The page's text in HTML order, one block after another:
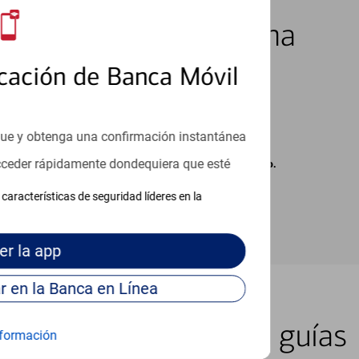
de Banca Móvil
y obtenga una confirmación instantánea
rápidamente dondequiera que esté
de seguridad líderes en la
la app
Continúe para entrar en la Banca en Línea
7 días de la semana
cargos de su proveedor por mensajes de texto.
lugar con nuestras guías